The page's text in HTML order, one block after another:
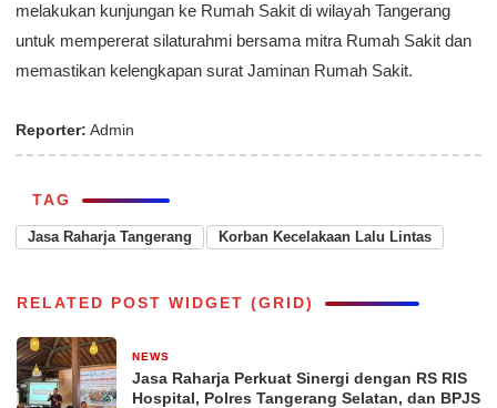
melakukan kunjungan ke Rumah Sakit di wilayah Tangerang
untuk mempererat silaturahmi bersama mitra Rumah Sakit dan
memastikan kelengkapan surat Jaminan Rumah Sakit.
Reporter: Admin
TAG
Jasa Raharja Tangerang Korban Kecelakaan Lalu Lintas
RELATED POST WIDGET (GRID)
NEWS
Jasa Raharja Perkuat Sinergi dengan RS RIS
Hospital, Polres Tangerang Selatan, dan BPJS